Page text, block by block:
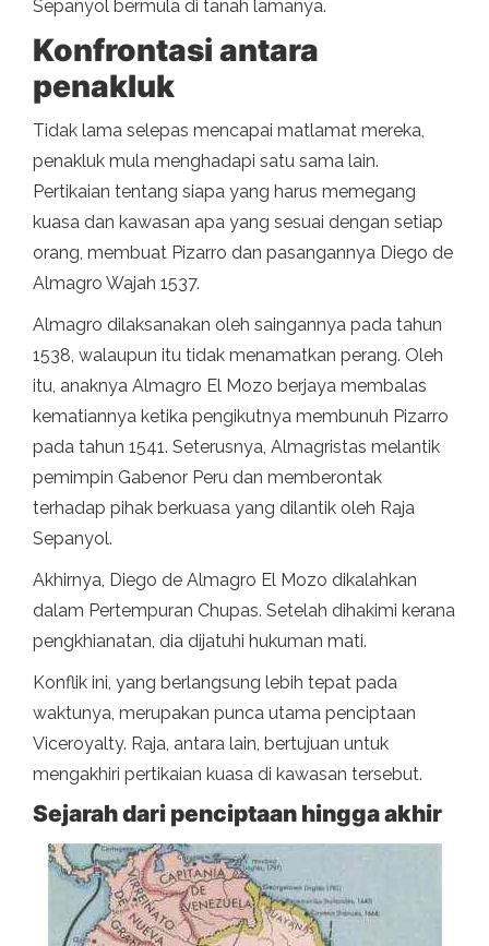
Sepanyol bermula di tanah lamanya.
Konfrontasi antara
penakluk
Tidak lama selepas mencapai matlamat mereka,
penakluk mula menghadapi satu sama lain.
Pertikaian tentang siapa yang harus memegang
kuasa dan kawasan apa yang sesuai dengan setiap
orang, membuat Pizarro dan pasangannya Diego de
Almagro Wajah 1537.
Almagro dilaksanakan oleh saingannya pada tahun
1538, walaupun itu tidak menamatkan perang. Oleh
itu, anaknya Almagro El Mozo berjaya membalas
kematiannya ketika pengikutnya membunuh Pizarro
pada tahun 1541. Seterusnya, Almagristas melantik
pemimpin Gabenor Peru dan memberontak
terhadap pihak berkuasa yang dilantik oleh Raja
Sepanyol.
Akhirnya, Diego de Almagro El Mozo dikalahkan
dalam Pertempuran Chupas. Setelah dihakimi kerana
pengkhianatan, dia dijatuhi hukuman mati.
Konflik ini, yang berlangsung lebih tepat pada
waktunya, merupakan punca utama penciptaan
Viceroyalty. Raja, antara lain, bertujuan untuk
mengakhiri pertikaian kuasa di kawasan tersebut.
Sejarah dari penciptaan hingga akhir